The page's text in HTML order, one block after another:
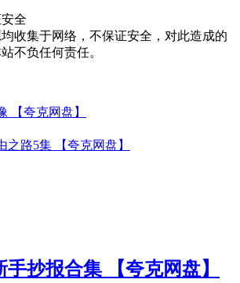
全
收集于网络，不保证安全，对此造成的
不负任何责任。
【夸克网盘】
路5集 【夸克网盘】
手抄报合集 【夸克网盘】